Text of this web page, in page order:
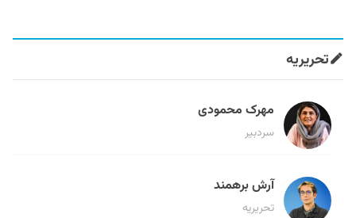
تحریریه
مهرک محمودی
سردبیر
آرش برهمند
تحریریه